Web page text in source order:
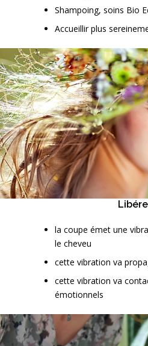
Shampoing, soins Bio
Accueillir plus
la coupe émet une
le cheveu
cette vibration va
cette vibration va
émotionnels